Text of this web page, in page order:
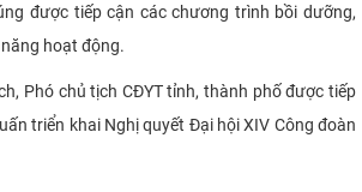
được tiếp cận các chương trình bồi dưỡng,
hoạt động.
Phó chủ tịch CĐYT tỉnh, thành phố được tiếp
triển khai Nghị quyết Đại hội XIV Công đoàn